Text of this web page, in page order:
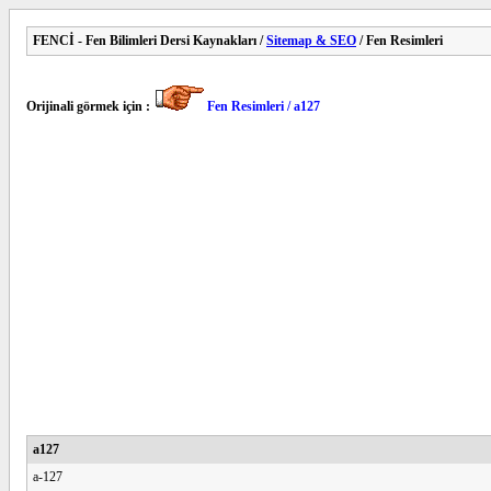
FENCİ - Fen Bilimleri Dersi Kaynakları /Sitemap & SEO / Fen Resimleri
Orijinali görmek için : Fen Resimleri / a127
a127
a-127